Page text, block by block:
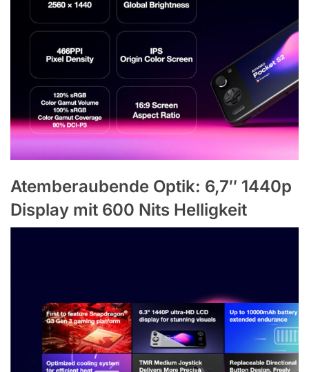
Atemberaubende Optik: 6,7″ 1440p
Display mit 600 Nits Helligkeit